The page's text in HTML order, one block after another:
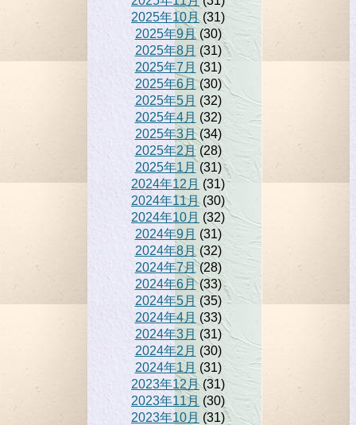
2025年10月(31)
2025年9月(30)
2025年8月 (31)
2025年7月 (31)
2025年6月(30)
2025年5月 (32)
2025年4月 (32)
2025年3月(34)
2025年2月(28)
2025年1月 (31)
2024年12月 (31)
2024年11月 (30)
2024年10月 (32)
2024年9月 (31)
2024年8月(32)
2024年7月(28)
2024年6月(33)
2024年5月(35)
2024年4月 (33)
2024年3月 (31)
2024年2月 (30)
2024年1月 (31)
2023年12月(31)
2023年11月 (30)
2023年10月 (31)